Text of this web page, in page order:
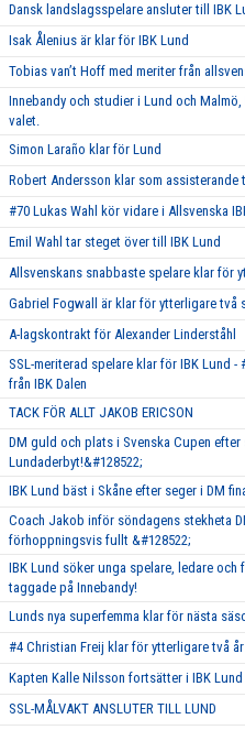
Dansk landslagsspelare ansluter till IBK
Isak Ålenius är klar för IBK Lund
Tobias van’t Hoff med meriter från
Innebandy och studier i Lund och
valet.
Simon Laraño klar för Lund
Robert Andersson klar som assisterande
#70 Lukas Wahl kör vidare i Allsvenska
Emil Wahl tar steget över till IBK Lund
Allsvenskans snabbaste spelare klar för
Gabriel Fogwall är klar för ytterligare två
A-lagskontrakt för Alexander Linderståhl
SSL-meriterad spelare klar för IBK Lund -
från IBK Dalen
TACK FÖR ALLT JAKOB ERICSON
DM guld och plats i Svenska Cupen
Lundaderbyt!&#128522;
IBK Lund bäst i Skåne efter seger i DM
Coach Jakob inför söndagens stekheta
förhoppningsvis fullt &#128522;
IBK Lund söker unga spelare, ledare och
taggade på Innebandy!
Lunds nya superfemma klar för nästa
#4 Christian Freij klar för ytterligare två år
Kapten Kalle Nilsson fortsätter i IBK Lund
SSL-MÅLVAKT ANSLUTER TILL LUND